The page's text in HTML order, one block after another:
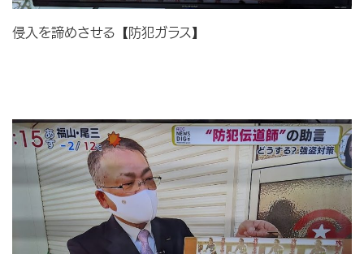
侵入を諦めさせる【防犯ガラス】